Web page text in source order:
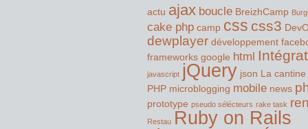
actu ajax boucle BreizhCamp
cake php camp css css3
dewplayer développement
frameworks google html
javascript jQuery json La cantine
PHP microblogging mobile news
prototype pseudo sélécteurs rake task
Restau Ruby on Rails